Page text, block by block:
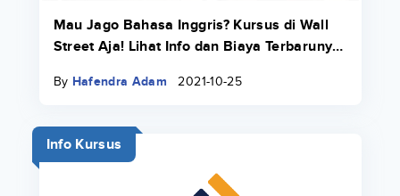
Mau Jago Bahasa Inggris? Kursus di Wall
Street Aja! Lihat Info dan Biaya Terbarunya
By Hafendra Adam 2021-10-25
Info Kursus